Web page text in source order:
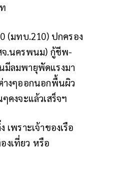
(มทบ.210) ปกครอง
จ.นครพนม) กู้ชีพ-
มีลมพายุพัดแรงมา
างๆออกนอกพื้นผิว
คงจะแล้วเสร็จฯ
พราะเจ้าของเรือ
งเที่ยว หรือ